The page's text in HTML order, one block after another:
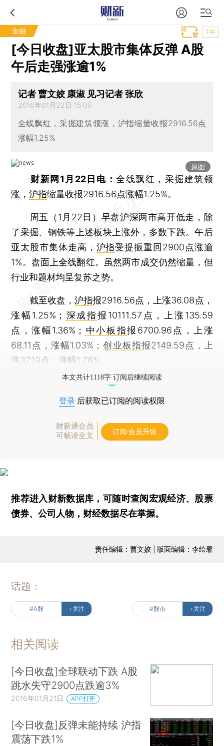
金融 T中
[今日收盘]亚太股市集体反弹 A股
午后走强涨逾1%
记者 曹文姣 康淑 见习记者 张欣
2016年01月22日 15:00
全线飘红，采掘建筑领涨，沪指缩量收报2916.56点
涨幅1.25%
原图
财新网1月22日电：全线飘红，采掘建筑领
涨，沪指缩量收报2916.56点涨幅1.25%。
周五（1月22日）早盘沪深两市高开低走，除
了采掘、钢铁等上述板块上涨外，多数下跌。午后
亚太股市集体走高， 沪指受提振重回2900点涨逾
1%。盘面上全线翻红。虽然两市成交仍然缩量，但
行业和题材均呈复苏之势。
截至收盘， 沪指报2916.56点，上涨36.08点，
涨幅1.25%； 深成指报10111.57点，上涨135.59
点，涨幅1.36%； 中小板指报6700.96点，上涨
68.11点，涨幅1.03%； 创业板指报2149.59点，上
涨37.19点，涨幅1.76%。
本文共计1118字 订阅后继续阅读
登录 后获取已订阅的阅读权限
财新通会员
可畅读全文
订阅/会员升级
推荐进入财新数据库 ，可随时查阅宏观经济、股票
债券、公司人物，财经数据尽在掌握。
责任编辑：曹文姣 | 版面编辑：李绘馨
话题：
#A股 +关注 #股市 +关注
相关阅读
[今日收盘]全球联动下跌 A股
跳水失守2900点跌逾3%
2016年01月21日 APP打开
[今日收盘]反弹未能持续 沪指
震荡下跌1%